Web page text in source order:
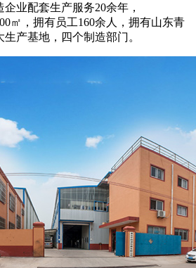
业配套生产服务20余年，
㎡，拥有员工160余人，拥有山东青
产基地，四个制造部门。